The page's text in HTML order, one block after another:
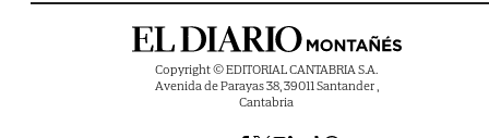
Copyright © EDITORIAL CANTABRIA S.A.
Avenida de Parayas 38, 39011 Santander ,
Cantabria